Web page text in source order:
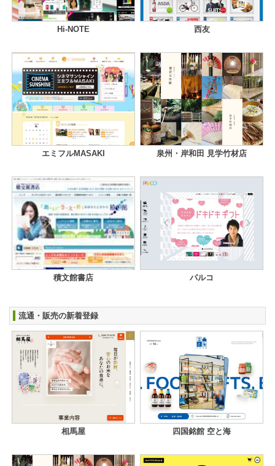
Hi-NOTE 西友
エミフルMASAKI 泉州・岸和田 見学竹材店
積文館書店 パルコ
流通・販売の新着登録
相馬屋 四国銘館 空と海